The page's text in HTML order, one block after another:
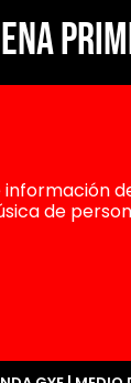
información
de